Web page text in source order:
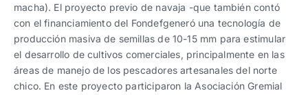
macha). El proyecto previo de navaja -que también contó
con el financiamiento del Fondefgeneró una tecnología de
producción masiva de semillas de 10-15 mm para estimular
el desarrollo de cultivos comerciales, principalmente en las
áreas de manejo de los pescadores artesanales del norte
chico. En este proyecto participaron la Asociación Gremial